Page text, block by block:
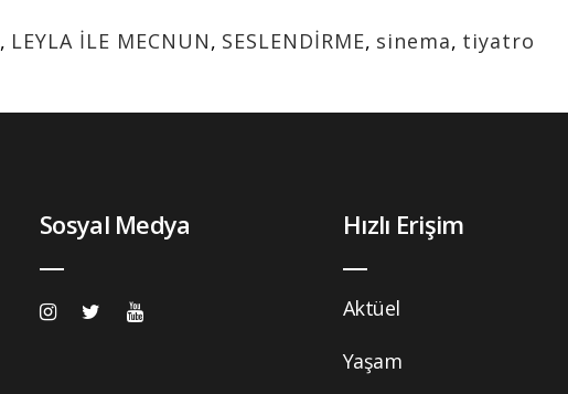
, LEYLA İLE MECNUN, SESLENDİRME, sinema, tiyatro
Sosyal Medya Hızlı Erişim
Aktüel
Yaşam